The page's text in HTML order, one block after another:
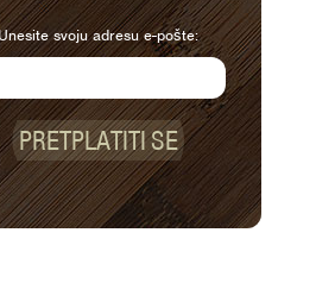
svoju adresu e-pošte:
PRETPLATITI SE